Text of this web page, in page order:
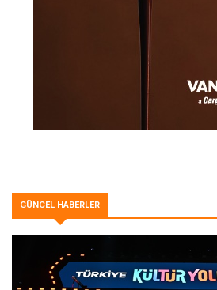
GÜNCEL HABERLER